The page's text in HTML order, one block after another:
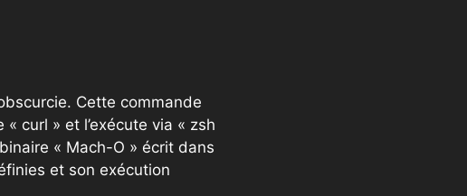
Cette commande
curl » et l’exécute via « zsh
« Mach-O » écrit dans
et son exécution